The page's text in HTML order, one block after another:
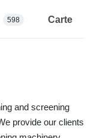
598 Carte
and screening
provide our clients